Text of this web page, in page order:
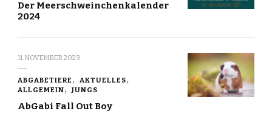
Der Meerschweinchenkalender
2024
11. NOVEMBER 2023
ABGABETIERE
AKTUELLES
ALLGEMEIN
JUNGS
AbGabi Fall Out Boy